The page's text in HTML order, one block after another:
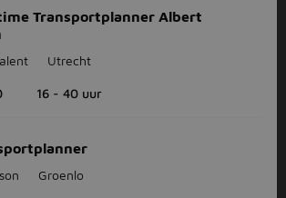
Transportplanner Albert
Utrecht
16 - 40 uur
Groenlo